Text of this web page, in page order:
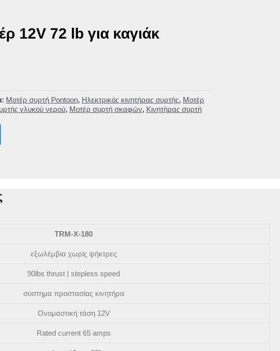
12V 72 lb για καγιάκ
Μοτέρ συρτή Pontoon, Ηλεκτρικός κινητήρας συρτής, Μοτέρ
γλυκού νερού, Μοτέρ συρτή σκαφών, Κινητήρας συρτή
TRM-X-180
εξωλέμβια χωρίς ψήκτρες
90lbs thrust | stepless speed
σύστημα προστασίας κινητήρα
Ονομαστική τάση 12V
Rated current 65 amps